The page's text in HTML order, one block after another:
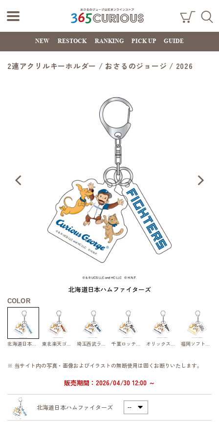
おさるのジョー
ジ公式オンライ
ンストア
ング
カー
ト
NEW RESTOCK RANKING PICK UP GUIDE
2連アクリルキーホルダー / おさるのジョージ / 2026
北海道日本ハムファイターズ
COLOR
北海道日本ハムファイターズ 東北楽天ゴールデンイーグルス 埼玉西武ライオンズ 千葉ロッテマリーンズ オリックス・バファローズ 福岡ソフトバンクホークス
※ 当サイト内の写真・画像およびイラストの無断使用は固くお断りいたします。
販売期間：2026/04/30 12:00 ～
北海道日本ハムファイターズ